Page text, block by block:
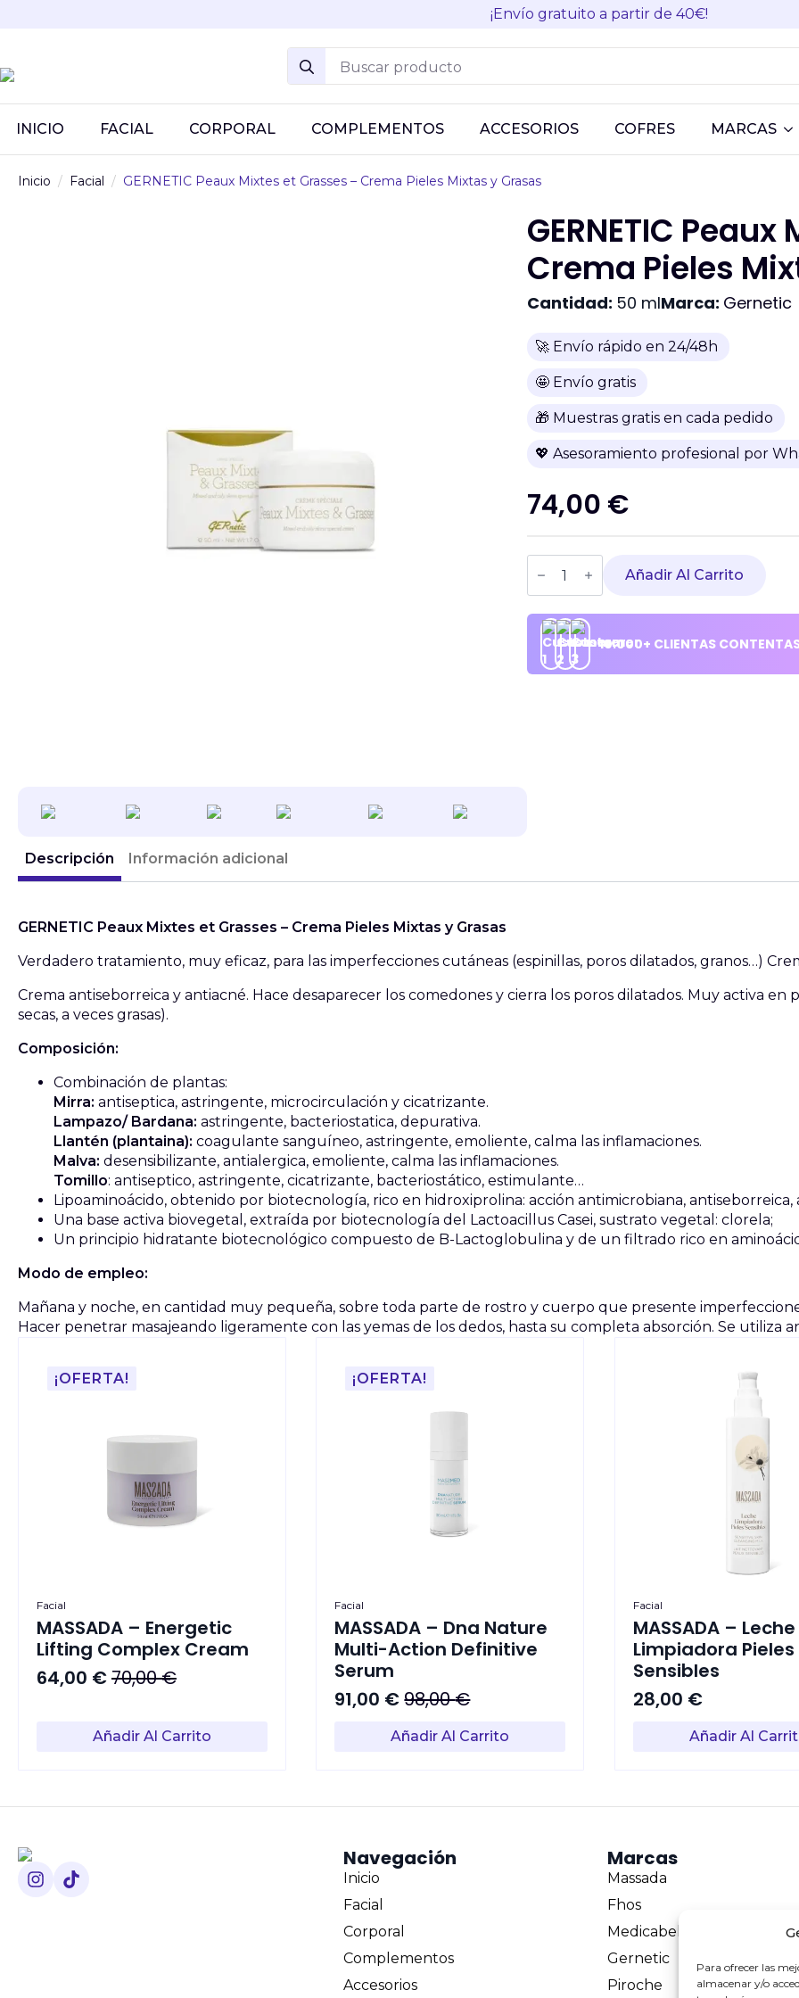
Para ofrecer las
almacenar y/o
¡Envío gratuito a partir de 40€!
Search
for:
INICIO FACIAL CORPORAL COMPLEMENTOS ACCESORIOS COFRES MARCAS
Inicio Facial GERNETIC Peaux Mixtes et Grasses – Crema Pieles Mixtas y Grasas
GERNETIC
Crema Pieles
Cantidad: 50 mlMarca: Gernetic
🚀 Envío rápido en 24/48h
🤩 Envío gratis
🎁 Muestras gratis en cada pedido
💖 Asesoramiento profesional por
74,00 €
GERNETIC
Peaux
Grasses
Crema
Pieles
Mixtas
Añadir Al Carrito
10.000+ CLIENTAS
Descripción Información adicional
GERNETIC Peaux Mixtes et Grasses – Crema Pieles Mixtas y Grasas
Verdadero tratamiento, muy eficaz, para las imperfecciones cutáneas (espinillas, poros dilatados, granos…)
Crema antiseborreica y antiacné. Hace desaparecer los comedones y cierra los poros dilatados. Muy activa en
secas, a veces grasas).
Composición:
Combinación de plantas:
Mirra: antiseptica, astringente, microcirculación y cicatrizante.
Lampazo/ Bardana: astringente, bacteriostatica, depurativa.
Llantén (plantaina): coagulante sanguíneo, astringente, emoliente, calma las inflamaciones.
Malva: desensibilizante, antialergica, emoliente, calma las inflamaciones.
Tomillo: antiseptico, astringente, cicatrizante, bacteriostático, estimulante…
Lipoaminoácido, obtenido por biotecnología, rico en hidroxiprolina: acción antimicrobiana, antiseborreica,
Una base activa biovegetal, extraída por biotecnología del Lactoacillus Casei, sustrato vegetal: clorela;
Un principio hidratante biotecnológico compuesto de B-Lactoglobulina y de un filtrado rico en
Modo de empleo:
Mañana y noche, en cantidad muy pequeña, sobre toda parte de rostro y cuerpo que presente
Hacer penetrar masajeando ligeramente con las yemas de los dedos, hasta su completa absorción. Se utiliza
¡OFERTA!
Facial
MASSADA – Energetic
Lifting Complex Cream
70,00€
El
original
64,00 €
El
actualAñadir Al Carrito
¡OFERTA!
Facial
MASSADA – Dna Nature
Multi-Action Definitive
Serum
98,00€
El
91,00 €
El
Añadir Al Carrito
Facial
MASSADA – Leche
Limpiadora Pieles
Sensibles
28,00 €
Añadir Al
Navegación
Inicio
Facial
Corporal
Complementos
Accesorios
Marcas
Massada
Fhos
Medicabel
Gernetic
Piroche